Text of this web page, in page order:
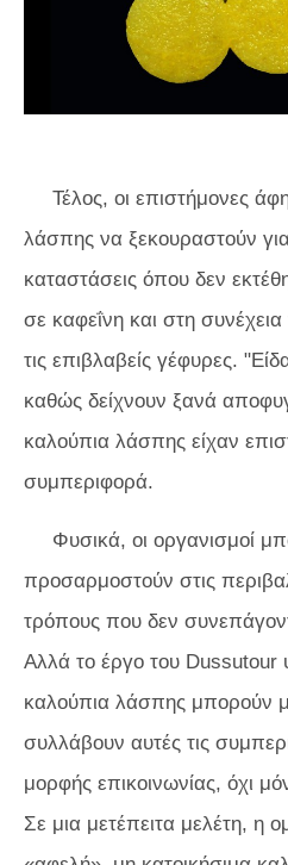
Τέλος, οι επιστήμονες
λάσπης να ξεκουραστούν
καταστάσεις όπου δεν
σε καφεΐνη και στη
τις επιβλαβείς γέφυρες.
καθώς δείχνουν ξανά
καλούπια λάσπης είχαν
συμπεριφορά.
Φυσικά, οι οργανισμοί
προσαρμοστούν στις
τρόπους που δεν
Αλλά το έργο του Dussutour
καλούπια λάσπης μπορούν
συλλάβουν αυτές τις
μορφής επικοινωνίας, όχι
Σε μια μετέπειτα μελέτη, η